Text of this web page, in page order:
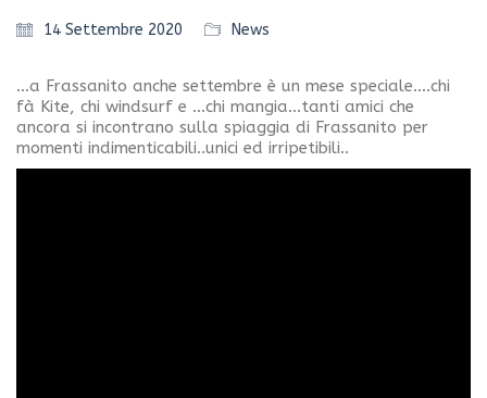
14 Settembre 2020 News
…a Frassanito anche settembre è un mese speciale….chi
fà Kite, chi windsurf e …chi mangia…tanti amici che
ancora si incontrano sulla spiaggia di Frassanito per
momenti indimenticabili..unici ed irripetibili..